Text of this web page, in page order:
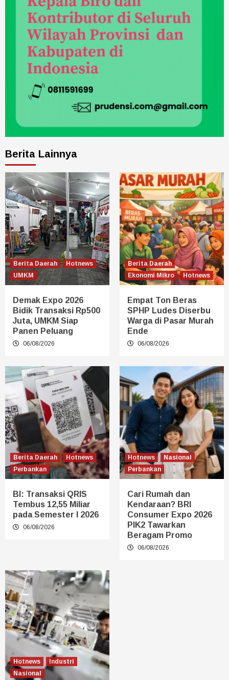
Berita Lainnya
Berita Daerah
Hotnews
UMKM
Demak Expo 2026
Bidik Transaksi Rp500
Juta, UMKM Siap
Panen Peluang
06/08/2026
Berita Daerah
Ekonomi Mikro
Hotnews
Empat Ton Beras
SPHP Ludes Diserbu
Warga di Pasar Murah
Ende
06/08/2026
Berita Daerah
Hotnews
Perbankan
BI: Transaksi QRIS
Tembus 12,55 Miliar
pada Semester I 2026
06/08/2026
Hotnews
Nasional
Perbankan
Cari Rumah dan
Kendaraan? BRI
Consumer Expo 2026
PIK2 Tawarkan
Beragam Promo
06/08/2026
Hotnews
Industri
Nasional